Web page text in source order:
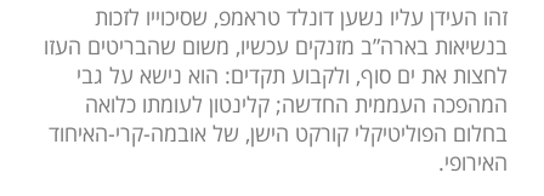
זהו העידן עליו נשען דונלד טראמפ, שסיכוייו לזכות
בנשיאות בארה”ב מזנקים עכשיו, משום שהבריטים העזו
לחצות את ים סוף, ולקבוע תקדים: הוא נישא על גבי
המהפכה העממית החדשה; קלינטון לעומתו כלואה
בחלום הפוליטיקלי קורקט הישן, של אובמה-קרי-האיחוד
האירופי.